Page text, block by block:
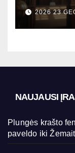
šiandien
kada?
2026 23
NAUJAUSI
Plungės krašto
paveldo iki